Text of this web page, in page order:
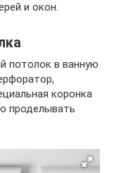
и окон.
потолок в ванную
коронка
проделывать